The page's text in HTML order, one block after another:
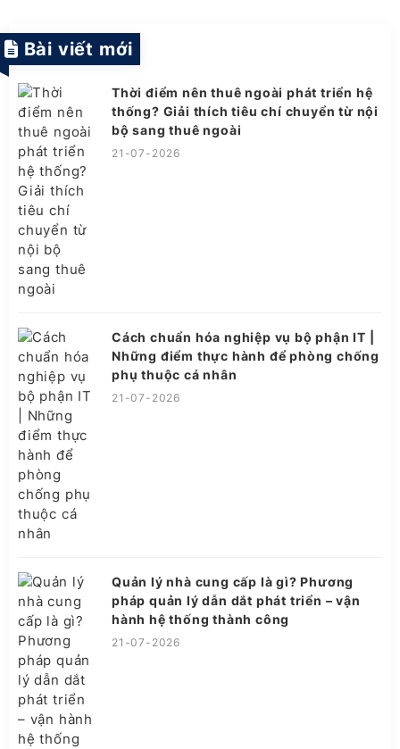
Bài viết mới
Thời điểm nên thuê ngoài phát triển hệ
thống? Giải thích tiêu chí chuyển từ nội
bộ sang thuê ngoài
21-07-2026
Cách chuẩn hóa nghiệp vụ bộ phận IT |
Những điểm thực hành để phòng chống
phụ thuộc cá nhân
21-07-2026
Quản lý nhà cung cấp là gì? Phương
pháp quản lý dẫn dắt phát triển – vận
hành hệ thống thành công
21-07-2026